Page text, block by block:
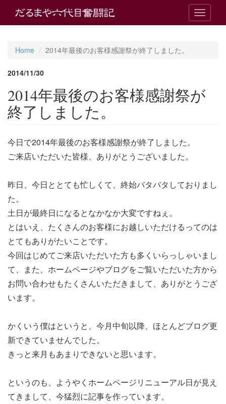
T
o
v
Home 2014年最後のお客様感謝祭が終了しました。
2014/11/30
2014年最後のお客様感謝祭が
終了しました。
今日で2014年最後のお客様感謝祭が終了しました。
ご来店いただいた皆様、ありがとうございました。
昨日、今日ととても忙しくて、終始バタバタしておりまし
た。
土日が最終日になるとなかなか大変ですねぇ。
とはいえ、たくさんのお客様にお越しいただけるってのは
とてもありがたいことです。
今回はじめてご来店いただいた方も多くいらっしゃいまし
て、また、ホームページやブログをご覧いただいた方から
お問い合わせもたくさんいただきまして、ありがとうござ
います。
かくいう僕はというと、今月中旬以降、ほとんどブログ更
新できていませんでした。
きっと来月もあまりできないと思います。
というのも、ようやくホームページリニューアル日が見え
てきまして、今猛烈に記事を作っています。